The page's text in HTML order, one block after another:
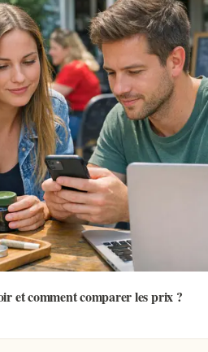
et comment comparer les prix ?